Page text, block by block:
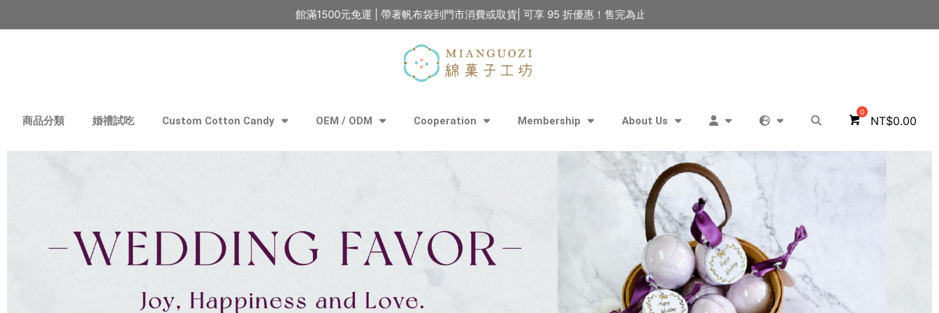
綿菓子門市已搬至三民區民族巷22-2號 | 全館滿1500元免運 | 帶著帆布袋到門市消費或取貨| 可享 95 折優惠！售完為止，送完就沒囉~
商品分類 婚禮試吃 Custom Cotton Candy OEM / ODM Cooperation Membership About Us NT$0.00